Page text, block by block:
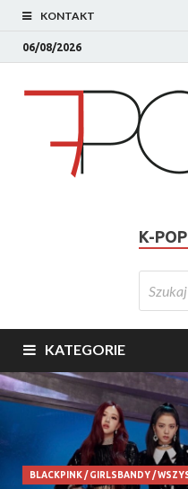
KONTAKT
06/08/2026
K-
KATEGORIE
BLACKPINK/GIRLSBANDY/